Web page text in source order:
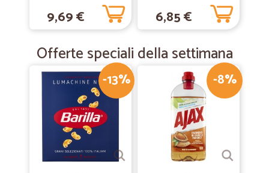
9,69 € 6,85 €
Offerte speciali della settimana
-13% -8%